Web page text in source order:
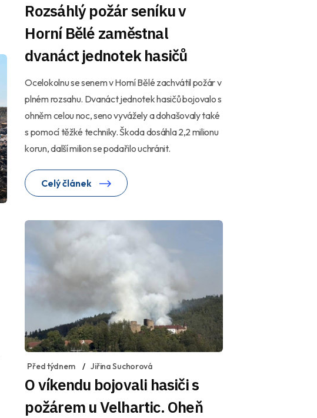
Rozsáhlý požár seníku v
Horní Bělé zaměstnal
dvanáct jednotek hasičů
Ocelokolnu se senem v Horní Bělé zachvátil požár v
plném rozsahu. Dvanáct jednotek hasičů bojovalo s
ohněm celou noc, seno vyvážely a dohašovaly také
s pomocí těžké techniky. Škoda dosáhla 2,2 milionu
korun, další milion se podařilo uchránit.
Celý článek
Před týdnem Jiřina Suchorová
O víkendu bojovali hasiči s
požárem u Velhartic. Oheň